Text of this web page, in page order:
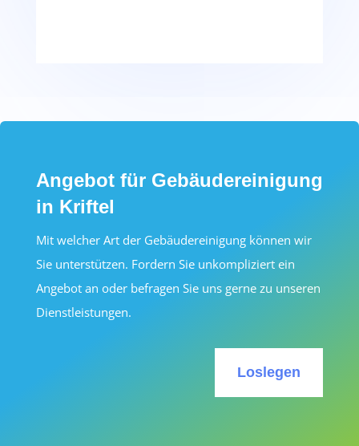
Angebot für Gebäudereinigung
in Kriftel
Mit welcher Art der Gebäudereinigung können wir
Sie unterstützen. Fordern Sie unkompliziert ein
Angebot an oder befragen Sie uns gerne zu unseren
Dienstleistungen.
Loslegen